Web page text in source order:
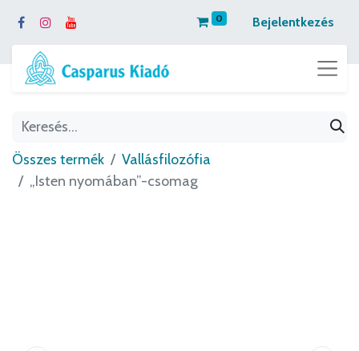
0 Bejelentkezés
Összes termék
Vallásfilozófia
„Isten nyomában”-csomag